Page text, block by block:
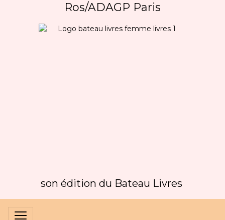
Ros/ADAGP Paris
son édition du Bateau Livres